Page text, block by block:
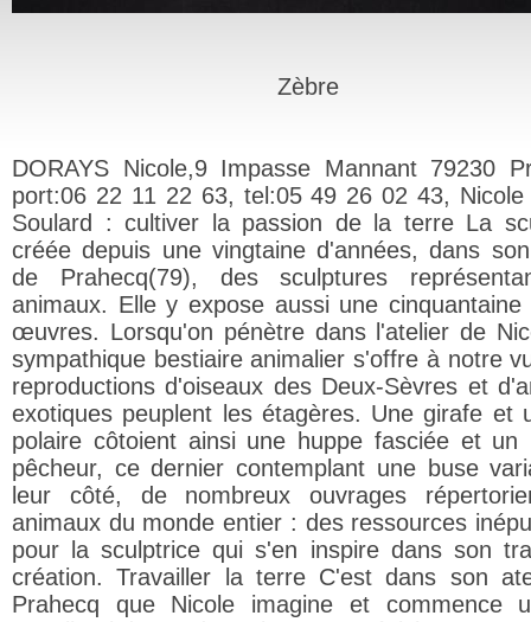
Zèbre
DORAYS Nicole,9 Impasse Mannant 79230
port:06 22 11 22 63, tel:05 49 26 02 43, Nicole
Soulard : cultiver la passion de la terre La
créée depuis une vingtaine d'années, dans
de Prahecq(79), des sculptures
animaux. Elle y expose aussi une cinquantaine
œuvres. Lorsqu'on pénètre dans l'atelier de
sympathique bestiaire animalier s'offre à notre
reproductions d'oiseaux des Deux-Sèvres et
exotiques peuplent les étagères. Une girafe et
polaire côtoient ainsi une huppe fasciée et un
pêcheur, ce dernier contemplant une buse
leur côté, de nombreux ouvrages
animaux du monde entier : des ressources
pour la sculptrice qui s'en inspire dans son
création. Travailler la terre C'est dans son
Prahecq que Nicole imagine et commence